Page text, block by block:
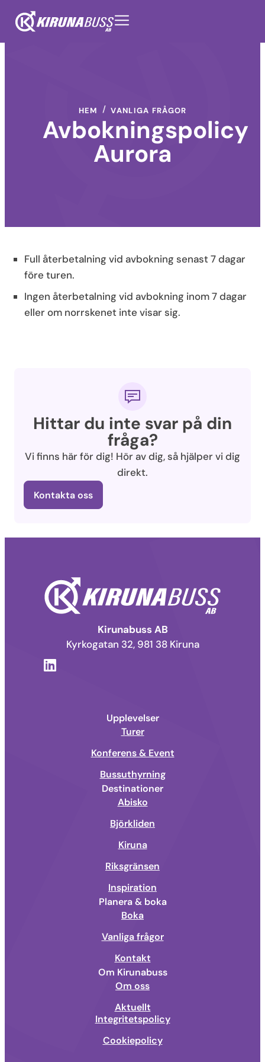
HEM VANLIGA FRÅGOR
Avbokningspolicy
Aurora
Full återbetalning vid avbokning senast 7 dagar
före turen.
Ingen återbetalning vid avbokning inom 7 dagar
eller om norrskenet inte visar sig.
Hittar du inte svar på din
fråga?
Vi finns här för dig! Hör av dig, så hjälper vi dig
direkt.
Kontakta oss
Kirunabuss AB
Kyrkogatan 32, 981 38 Kiruna
Upplevelser
Turer
Konferens & Event
Bussuthyrning
Destinationer
Abisko
Björkliden
Kiruna
Riksgränsen
Inspiration
Planera & boka
Boka
Vanliga frågor
Kontakt
Om Kirunabuss
Om oss
Aktuellt
Integritetspolicy
Cookiepolicy